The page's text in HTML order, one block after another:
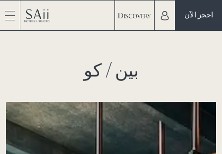
احجز الآن
بين / كو